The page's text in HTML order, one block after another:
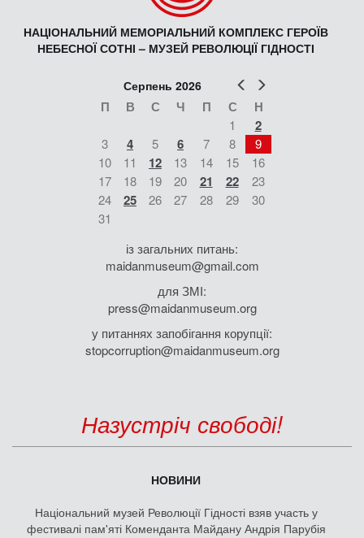
НАЦІОНАЛЬНИЙ МЕМОРІАЛЬНИЙ КОМПЛЕКС ГЕРОЇВ
НЕБЕСНОЇ СОТНІ – МУЗЕЙ РЕВОЛЮЦІЇ ГІДНОСТІ
Попер
Серпень 2026
П В С Ч П С Н
1 2
3 4 5 6 7 8
9
10
11 12 13 14 15
16
17
18 19 20 21 22
23
24
25 26 27 28 29
30
31
із загальних питань:
maidanmuseum@gmail.com
для ЗМІ:
press@maidanmuseum.org
у питаннях запобігання корупції:
stopcorruption@maidanmuseum.org
Назустріч свободі!
НОВИНИ
Національний музей Революції Гідності взяв участь у
фестивалі пам'яті Коменданта Майдану Андрія Парубія